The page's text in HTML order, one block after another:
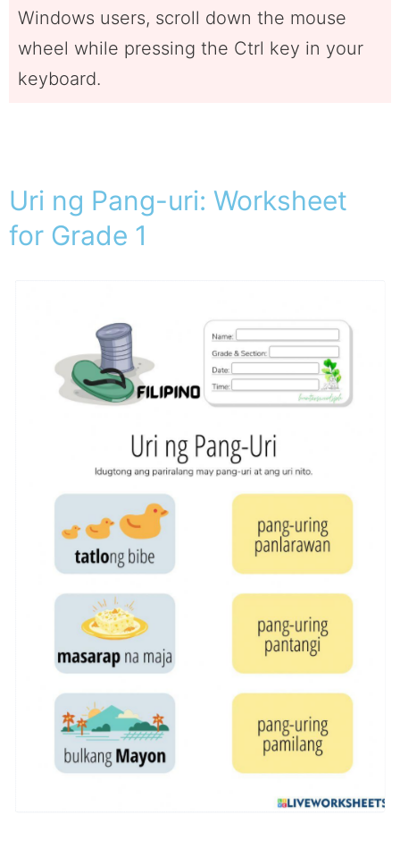
Windows users, scroll down the mouse
wheel while pressing the Ctrl key in your
keyboard.
Uri ng Pang-uri: Worksheet
for Grade 1